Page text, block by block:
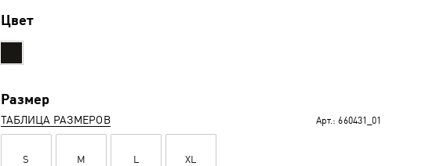
Цвет
Размер
ТАБЛИЦА РАЗМЕРОВ Арт.: 660431_01
S M L XL